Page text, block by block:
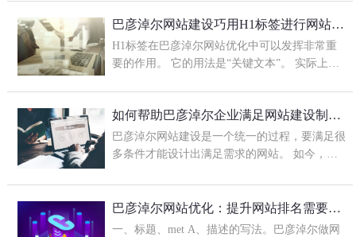
巴彦淖尔网站建设巧用H1标签进行网站优化
H1标签在巴彦淖尔网站优化中可以发挥非常重
要的作用。 它的用法是“关键文本”。 实际上，
来...
如何帮助巴彦淖尔企业满足网站建设制作需求
巴彦淖尔网站建设是一个统一的过程，要满足很
多条件才能设计出满足需求的网站。 如今，公
建设是基础。 可以得出口碑营销，视频促销...
巴彦淖尔网站优化：提升网站排名需要做好网站
一、标题、met A、描述的写法。巴彦淖尔做网